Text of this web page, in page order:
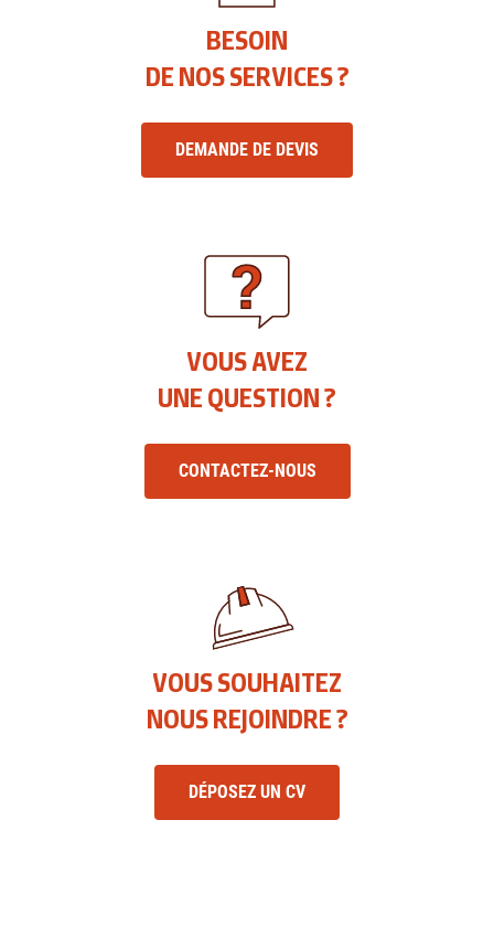
BESOIN
DE NOS SERVICES ?
DEMANDE DE DEVIS
VOUS AVEZ
UNE QUESTION ?
CONTACTEZ-NOUS
VOUS SOUHAITEZ
NOUS REJOINDRE ?
DÉPOSEZ UN CV